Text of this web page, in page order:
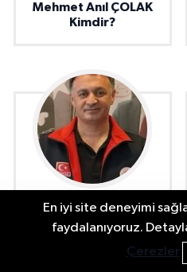
Mehmet Anıl ÇOLAK
Kimdir?
Murat TÜRKMEN
kimdir?
En iyi site deneyimi
faydalanıyoruz.
Çerezler
Bartın'da Şafak
Şüpheli Aranıyor